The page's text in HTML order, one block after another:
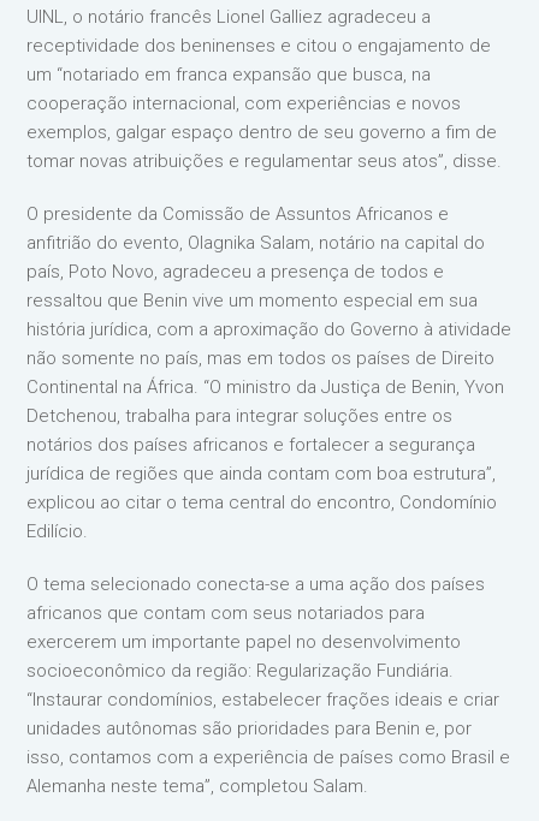
UINL, o notário francês Lionel Galliez agradeceu a
receptividade dos beninenses e citou o engajamento de
um “notariado em franca expansão que busca, na
cooperação internacional, com experiências e novos
exemplos, galgar espaço dentro de seu governo a fim de
tomar novas atribuições e regulamentar seus atos”, disse.
O presidente da Comissão de Assuntos Africanos e
anfitrião do evento, Olagnika Salam, notário na capital do
país, Poto Novo, agradeceu a presença de todos e
ressaltou que Benin vive um momento especial em sua
história jurídica, com a aproximação do Governo à atividade
não somente no país, mas em todos os países de Direito
Continental na África. “O ministro da Justiça de Benin, Yvon
Detchenou, trabalha para integrar soluções entre os
notários dos países africanos e fortalecer a segurança
jurídica de regiões que ainda contam com boa estrutura”,
explicou ao citar o tema central do encontro, Condomínio
Edilício.
O tema selecionado conecta-se a uma ação dos países
africanos que contam com seus notariados para
exercerem um importante papel no desenvolvimento
socioeconômico da região: Regularização Fundiária.
“Instaurar condomínios, estabelecer frações ideais e criar
unidades autônomas são prioridades para Benin e, por
isso, contamos com a experiência de países como Brasil e
Alemanha neste tema”, completou Salam.